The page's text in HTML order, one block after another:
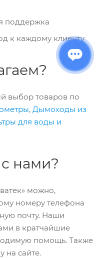
поддержка
к каждому клиенту
выбор товаров по
, Дымоходы из
для воды и
с нами?
можно,
номеру телефона
почту. Наши
в кратчайшие
помощь. Также
на сайте.